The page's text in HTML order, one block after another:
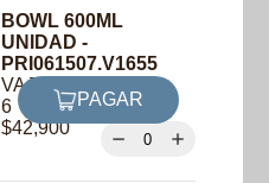
BOWL 600ML
UNIDAD -
PRI061507.V1655
VAJ-1643
6
$42,900
PAGAR